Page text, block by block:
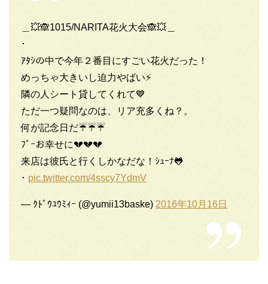
＿💥🙈1015/NARITA花火大会🙈💥＿
･
ｱﾀｼの中で今年２番目にすごい花火だった！
めっちゃ大きいし迫力やばい⚡️
隣の人シート貸してくれて💙
ただ一つ疑問なのは、リア充多くね？。
何が記念日だ☔️☔️☔️
ﾌﾞｰお幸せに💔💔💔
来店は彼氏と行くしかなだな！ｼｭｰﾅ🐸
･ pic.twitter.com/4sscy7YdmV
— ｸﾄﾞｳﾕｳﾐｨｰ (@yumii13baske) 2016年10月16日